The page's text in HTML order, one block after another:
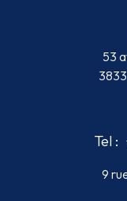
53
Tel :
9